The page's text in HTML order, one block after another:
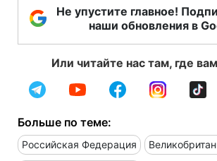
Не упустите главное!
наши обновления в
Или читайте нас там, где
Больше по теме:
Российская Федерация